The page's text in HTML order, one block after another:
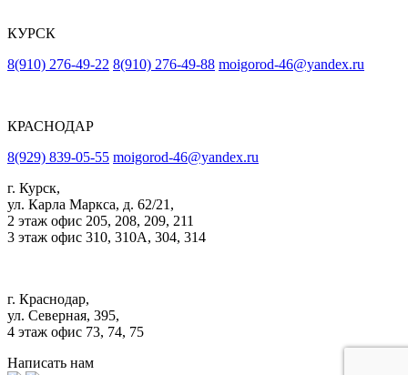
КУРСК
8(910) 276-49-22 8(910) 276-49-88 moigorod-46@yandex.ru
КРАСНОДАР
8(929) 839-05-55 moigorod-46@yandex.ru
г. Курск,
ул. Карла Маркса, д. 62/21,
2 этаж офис 205, 208, 209, 211
3 этаж офис 310, 310А, 304, 314
г. Краснодар,
ул. Северная, 395,
4 этаж офис 73, 74, 75
Написать нам